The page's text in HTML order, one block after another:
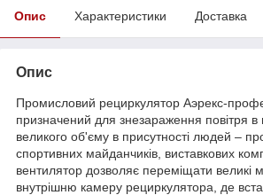
Опис Характеристики Доставка
Опис
Промисловий рециркулятор Аэрекс-
призначений для знезараження повітря
великого об'єму в присутності людей –
спортивних майданчиків, виставкових
вентилятор дозволяє переміщати великі
внутрішню камеру рециркулятора, де